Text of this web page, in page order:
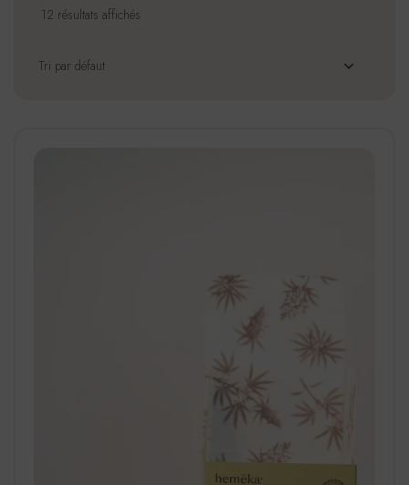
12 résultats affichés